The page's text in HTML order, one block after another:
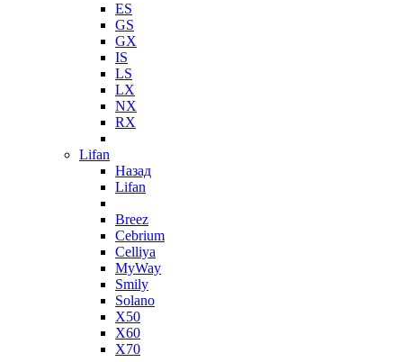
ES
GS
GX
IS
LS
LX
NX
RX
Lifan
Назад
Lifan
Breez
Cebrium
Celliya
MyWay
Smily
Solano
X50
X60
X70